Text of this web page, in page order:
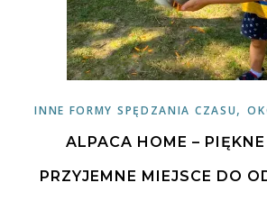
INNE FORMY SPĘDZANIA CZASU,
ALPACA HOME –
PRZYJEMNE MIEJSCE DO